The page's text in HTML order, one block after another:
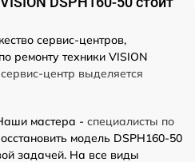
сервис-центров,
ремонту техники VISION
центр выделяется
мастера - специалисты по
модель DSPH160-50
задачей. На все виды